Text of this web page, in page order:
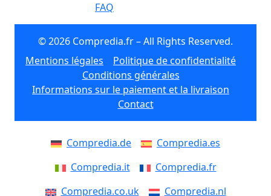
FAQ
© 2026 Compredia.fr – All Rights Reserved.
Mentions légales
Politique de confidentialité
Conditions générales
Informations sur le paiement et la livraison
Contact
Compredia.de
Compredia.es
Compredia.it
Compredia.fr
Compredia.co.uk
Compredia.nl